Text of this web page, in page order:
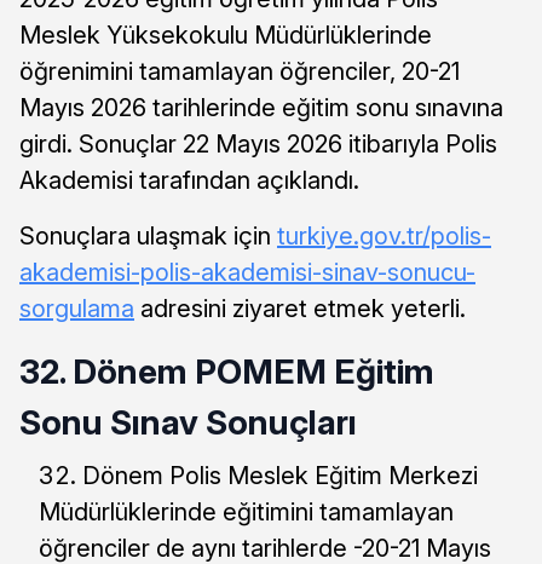
Meslek Yüksekokulu Müdürlüklerinde
öğrenimini tamamlayan öğrenciler, 20-21
Mayıs 2026 tarihlerinde eğitim sonu sınavına
girdi. Sonuçlar 22 Mayıs 2026 itibarıyla Polis
Akademisi tarafından açıklandı.
Sonuçlara ulaşmak için turkiye.gov.tr/polis-
akademisi-polis-akademisi-sinav-sonucu-
sorgulama adresini ziyaret etmek yeterli.
32. Dönem POMEM Eğitim
Sonu Sınav Sonuçları
Dönem Polis Meslek Eğitim Merkezi
Müdürlüklerinde eğitimini tamamlayan
öğrenciler de aynı tarihlerde -20-21 Mayıs